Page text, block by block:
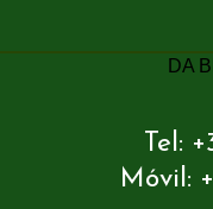
DA
Tel:
Móvil: